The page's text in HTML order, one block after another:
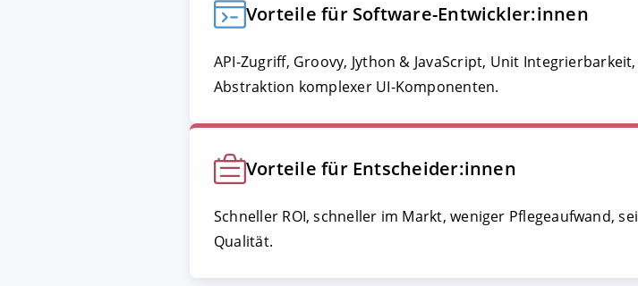
Vorteile für Software-Entwickler:innen
API-Zugriff, Groovy, Jython & JavaScript, Unit
Abstraktion komplexer UI-Komponenten.
Vorteile für Entscheider:innen
Schneller ROI, schneller im Markt, weniger Pflegeaufwand,
Qualität.